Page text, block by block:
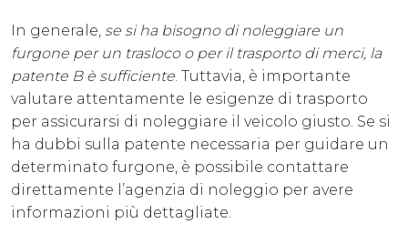
In generale, se si ha bisogno di noleggiare un
furgone per un trasloco o per il trasporto di merci, la
patente B è sufficiente. Tuttavia, è importante
valutare attentamente le esigenze di trasporto
per assicurarsi di noleggiare il veicolo giusto. Se si
ha dubbi sulla patente necessaria per guidare un
determinato furgone, è possibile contattare
direttamente l’agenzia di noleggio per avere
informazioni più dettagliate.